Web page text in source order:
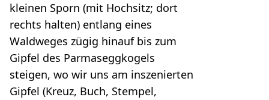
kleinen Sporn (mit Hochsitz; dort
rechts halten) entlang eines
Waldweges zügig hinauf bis zum
Gipfel des Parmaseggkogels
steigen, wo wir uns am inszenierten
Gipfel (Kreuz, Buch, Stempel,